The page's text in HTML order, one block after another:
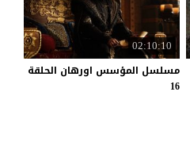
02:10:10
مسلسل المؤسس اورهان الحلقة
16